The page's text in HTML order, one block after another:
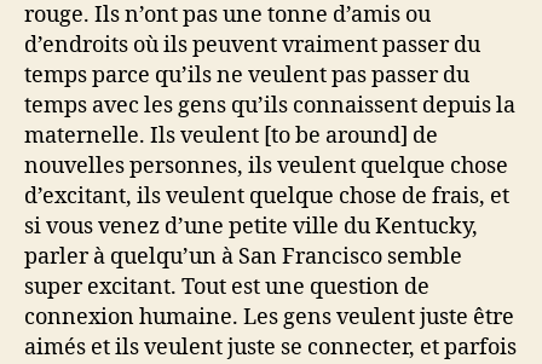
rouge. Ils n’ont pas une tonne d’amis ou
d’endroits où ils peuvent vraiment passer du
temps parce qu’ils ne veulent pas passer du
temps avec les gens qu’ils connaissent depuis la
maternelle. Ils veulent [to be around] de
nouvelles personnes, ils veulent quelque chose
d’excitant, ils veulent quelque chose de frais, et
si vous venez d’une petite ville du Kentucky,
parler à quelqu’un à San Francisco semble
super excitant. Tout est une question de
connexion humaine. Les gens veulent juste être
aimés et ils veulent juste se connecter, et parfois